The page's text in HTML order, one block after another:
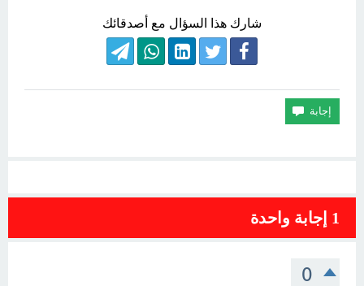
شارك هذا السؤال مع أصدقائك
1 إجابة واحدة
0